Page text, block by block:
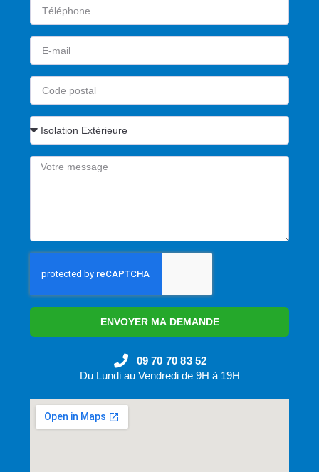
ENVOYER MA DEMANDE
09 70 70 83 52
Du Lundi au Vendredi de 9H à 19H